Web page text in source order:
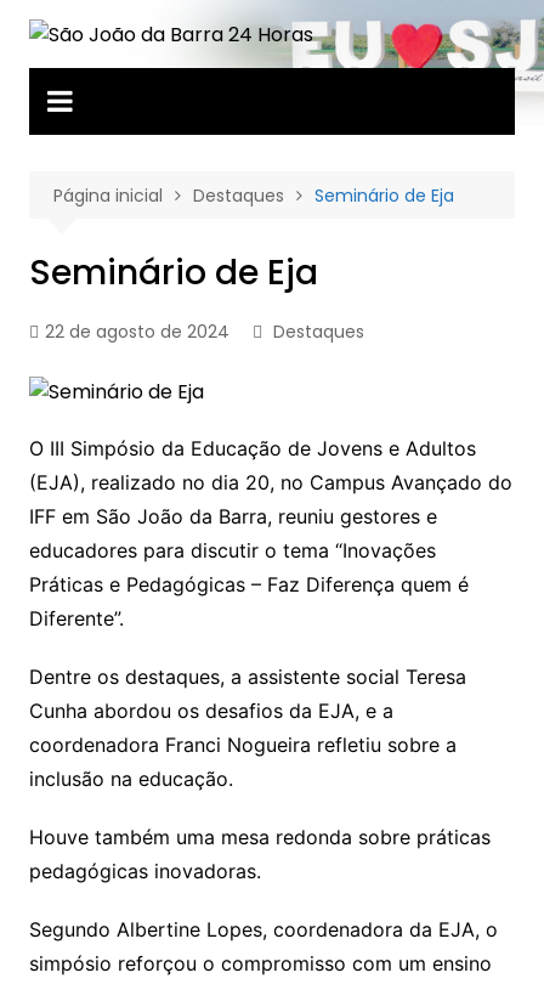
para
conteúdo
Página inicial Destaques Seminário de Eja
Seminário de Eja
22 de agosto de 2024 Destaques
O III Simpósio da Educação de Jovens e Adultos
(EJA), realizado no dia 20, no Campus Avançado do
IFF em São João da Barra, reuniu gestores e
educadores para discutir o tema “Inovações
Práticas e Pedagógicas – Faz Diferença quem é
Diferente”.
Dentre os destaques, a assistente social Teresa
Cunha abordou os desafios da EJA, e a
coordenadora Franci Nogueira refletiu sobre a
inclusão na educação.
Houve também uma mesa redonda sobre práticas
pedagógicas inovadoras.
Segundo Albertine Lopes, coordenadora da EJA, o
simpósio reforçou o compromisso com um ensino